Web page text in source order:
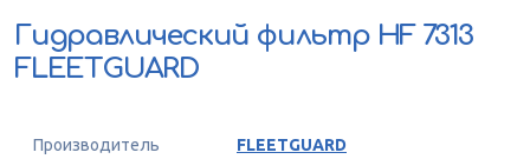
Гидравлический фильтр HF 7313
FLEETGUARD
Производитель FLEETGUARD